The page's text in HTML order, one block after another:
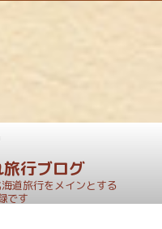
行ブログ
道旅行をメインとする
です